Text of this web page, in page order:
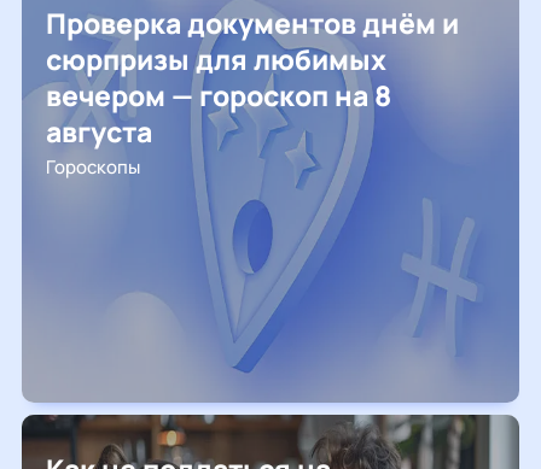
Проверка документов днём и
сюрпризы для любимых
вечером — гороскоп на 8
августа
Гороскопы